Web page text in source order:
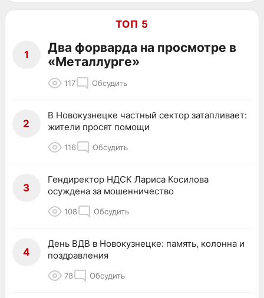
ТОП 5
1
Два форварда на просмотре в
«Металлурге»
117 Обсудить
2
В Новокузнецке частный сектор затапливает:
жители просят помощи
116 Обсудить
3
Гендиректор НДСК Лариса Косилова
осуждена за мошенничество
108 Обсудить
4
День ВДВ в Новокузнецке: память, колонна и
поздравления
78 Обсудить